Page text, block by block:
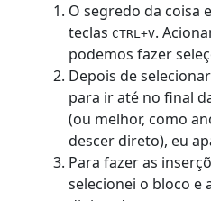
O segredo da coisa
teclas CTRL+V.
podemos fazer
Depois de
para ir até no final
(ou melhor, como
descer direto), eu
Para fazer as
selecionei o bloco e